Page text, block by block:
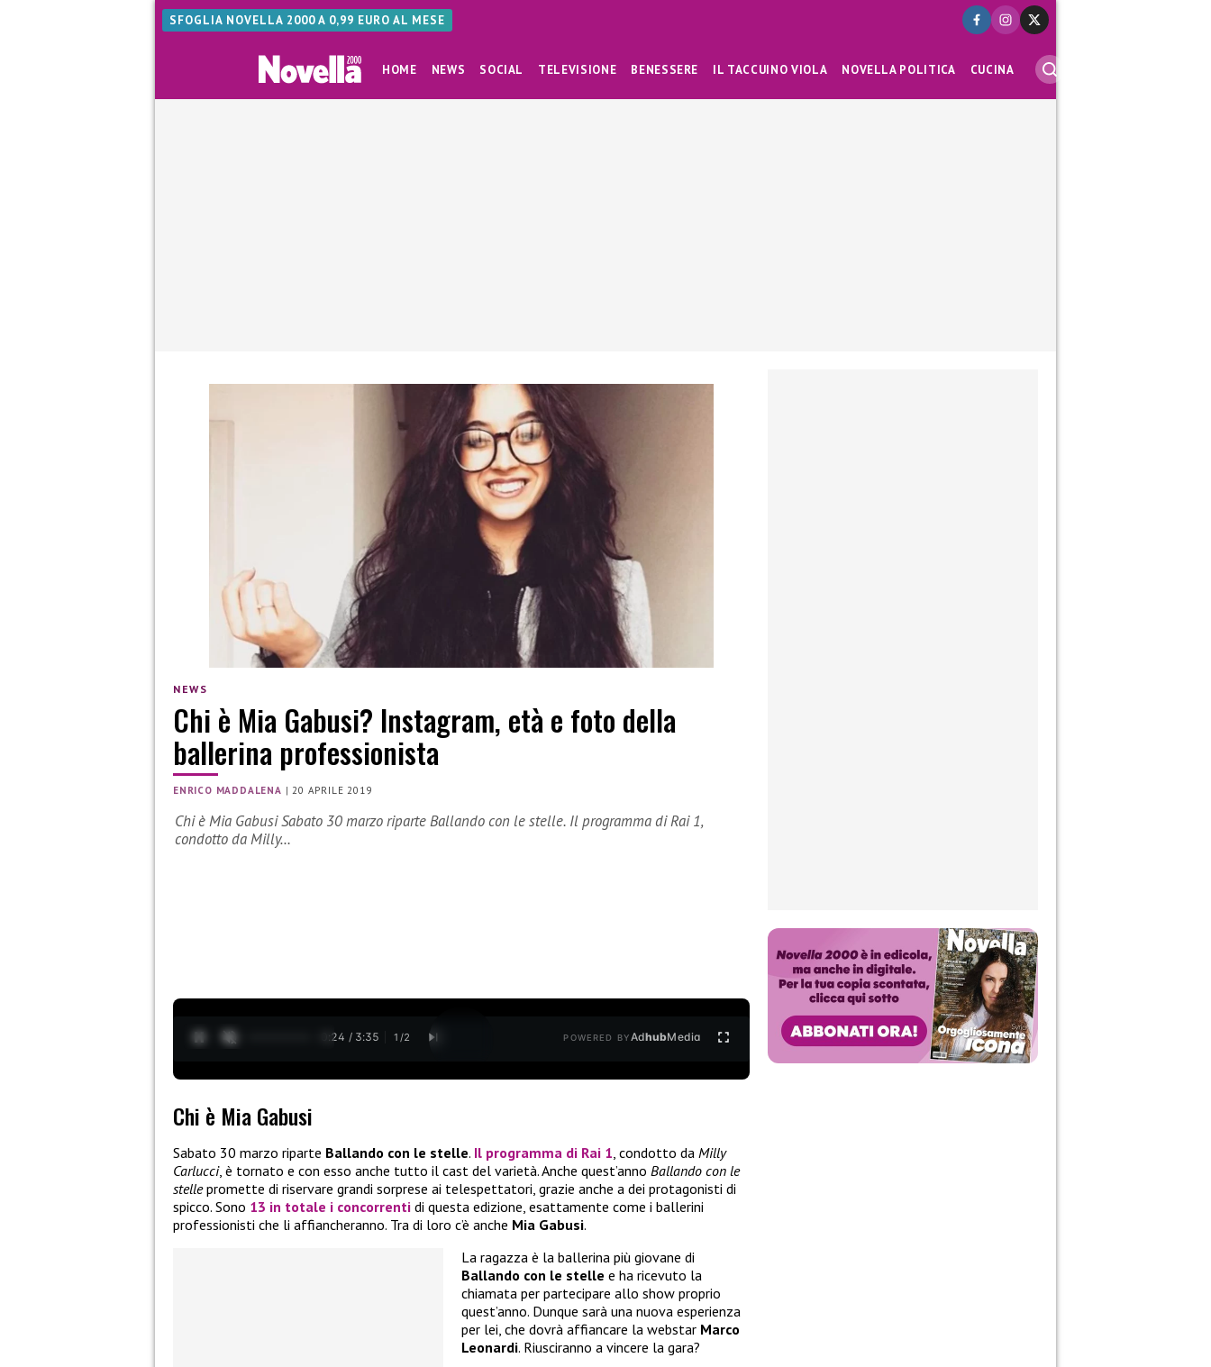
SFOGLIA NOVELLA 2000 A 0,99 EURO AL MESE
HOME NEWS SOCIAL TELEVISIONE BENESSERE IL TACCUINO VIOLA NOVELLA POLITICA CUCINA
NEWS
Chi è Mia Gabusi? Instagram, età e foto della
ballerina professionista
ENRICO MADDALENA |20 APRILE 2019
Chi è Mia Gabusi Sabato 30 marzo riparte Ballando con le stelle. Il programma di Rai 1,
condotto da Milly…
0:25 / 3:35 1 /2 POWERED BYAdhubMedia
Chi è Mia Gabusi
Sabato 30 marzo riparte Ballando con le stelle. Il programma di Rai 1, condotto da Milly
Carlucci, è tornato e con esso anche tutto il cast del varietà. Anche quest’anno Ballando con le
stellepromette di riservare grandi sorprese ai telespettatori, grazie anche a dei protagonisti di
spicco. Sono 13 in totale i concorrenti di questa edizione, esattamente come i ballerini
professionisti che li affiancheranno. Tra di loro c’è anche Mia Gabusi.
La ragazza è la ballerina più giovane di
Ballando con le stelle e ha ricevuto la
chiamata per partecipare allo show proprio
quest’anno. Dunque sarà una nuova esperienza
per lei, che dovrà affiancare la webstar Marco
Leonardi. Riusciranno a vincere la gara?